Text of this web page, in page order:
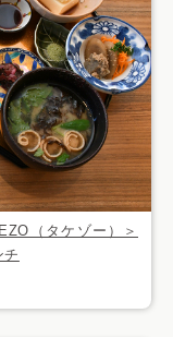
（タケゾー）＞
チ